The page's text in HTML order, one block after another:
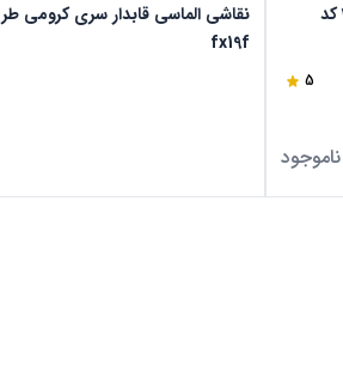
نقاشی الماسی قابدار سری کرومی طرح 3 کد
5
ناموجود
fx19f